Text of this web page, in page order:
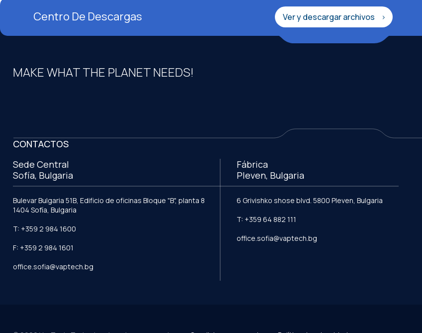
Centro De Descargas Ver y descargar archivos
MAKE WHAT THE PLANET NEEDS!
CONTACTOS
Sede Central
Sofía, Bulgaria
Bulevar Bulgaria 51B, Edificio de oficinas Bloque "B", planta 8
1404 Sofía, Bulgaria
T: +359 2 984 1600
F: +359 2 984 1601
office.sofia@vaptech.bg
Fábrica
Pleven, Bulgaria
6 Grivishko shose blvd. 5800 Pleven, Bulgaria
T: +359 64 882 111
office.sofia@vaptech.bg